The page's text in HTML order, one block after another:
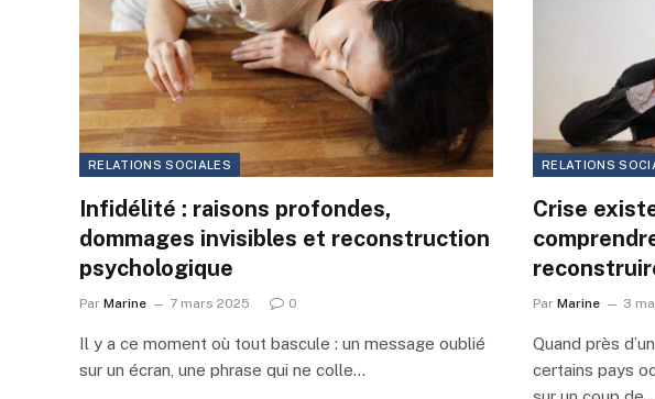
RELATIONS SOCIALES
Infidélité : raisons profondes,
dommages invisibles et reconstruction
psychologique
Par Marine 7 mars 2025 0
Il y a ce moment où tout bascule : un message oublié
sur un écran, une phrase qui ne colle…
RELATIONS
Crise
Par Marine 3
Quand près
certains pays